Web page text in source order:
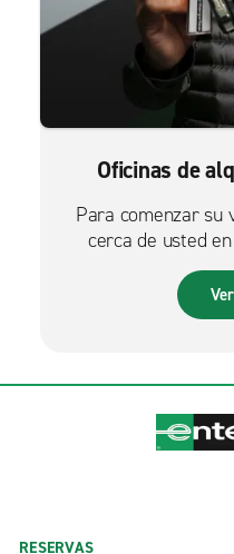
Oficinas de
Para comenzar su
cerca de usted
RESERVAS